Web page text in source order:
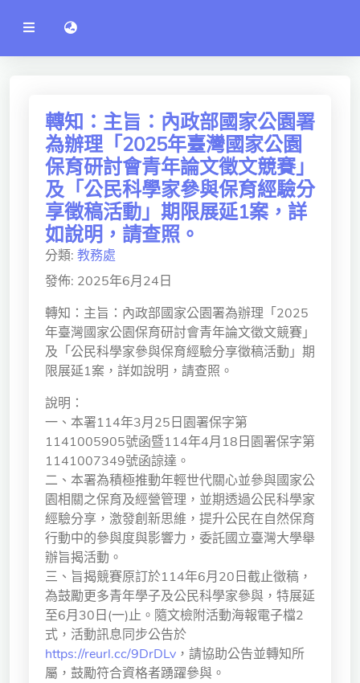
公
告
系
工程學院
資訊學院
管理學院
人文社社會學院
電機通訊學院
醫護學院
研究中心
通識教學部
獨立學術單位
語言切換 language switch
轉知：主旨：內政部國家公園署
為辦理「2025年臺灣國家公園
保育研討會青年論文徵文競賽」
及「公民科學家參與保育經驗分
享徵稿活動」期限展延1案，詳
如說明，請查照。
分類: 教務處
發佈: 2025年6月24日
轉知：主旨：內政部國家公園署為辦理「2025
年臺灣國家公園保育研討會青年論文徵文競賽」
及「公民科學家參與保育經驗分享徵稿活動」期
限展延1案，詳如說明，請查照。
說明：
一、本署114年3月25日園署保字第
1141005905號函暨114年4月18日園署保字第
1141007349號函諒達。
二、本署為積極推動年輕世代關心並參與國家公
園相關之保育及經營管理，並期透過公民科學家
經驗分享，激發創新思維，提升公民在自然保育
行動中的參與度與影響力，委託國立臺灣大學舉
辦旨揭活動。
三、旨揭競賽原訂於114年6月20日截止徵稿，
為鼓勵更多青年學子及公民科學家參與，特展延
至6月30日(一)止。隨文檢附活動海報電子檔2
式，活動訊息同步公告於
https://reurl.cc/9DrDLv ，請協助公告並轉知所
屬，鼓勵符合資格者踴躍參與。